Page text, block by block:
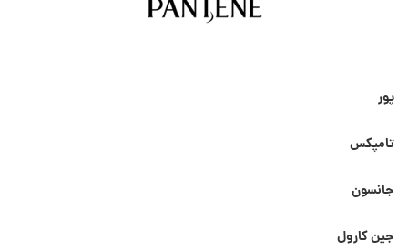
پور
تامپکس
جانسون
جین کارول